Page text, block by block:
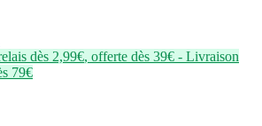
dès 2,99€, offerte dès 39€ - Livraison
79€